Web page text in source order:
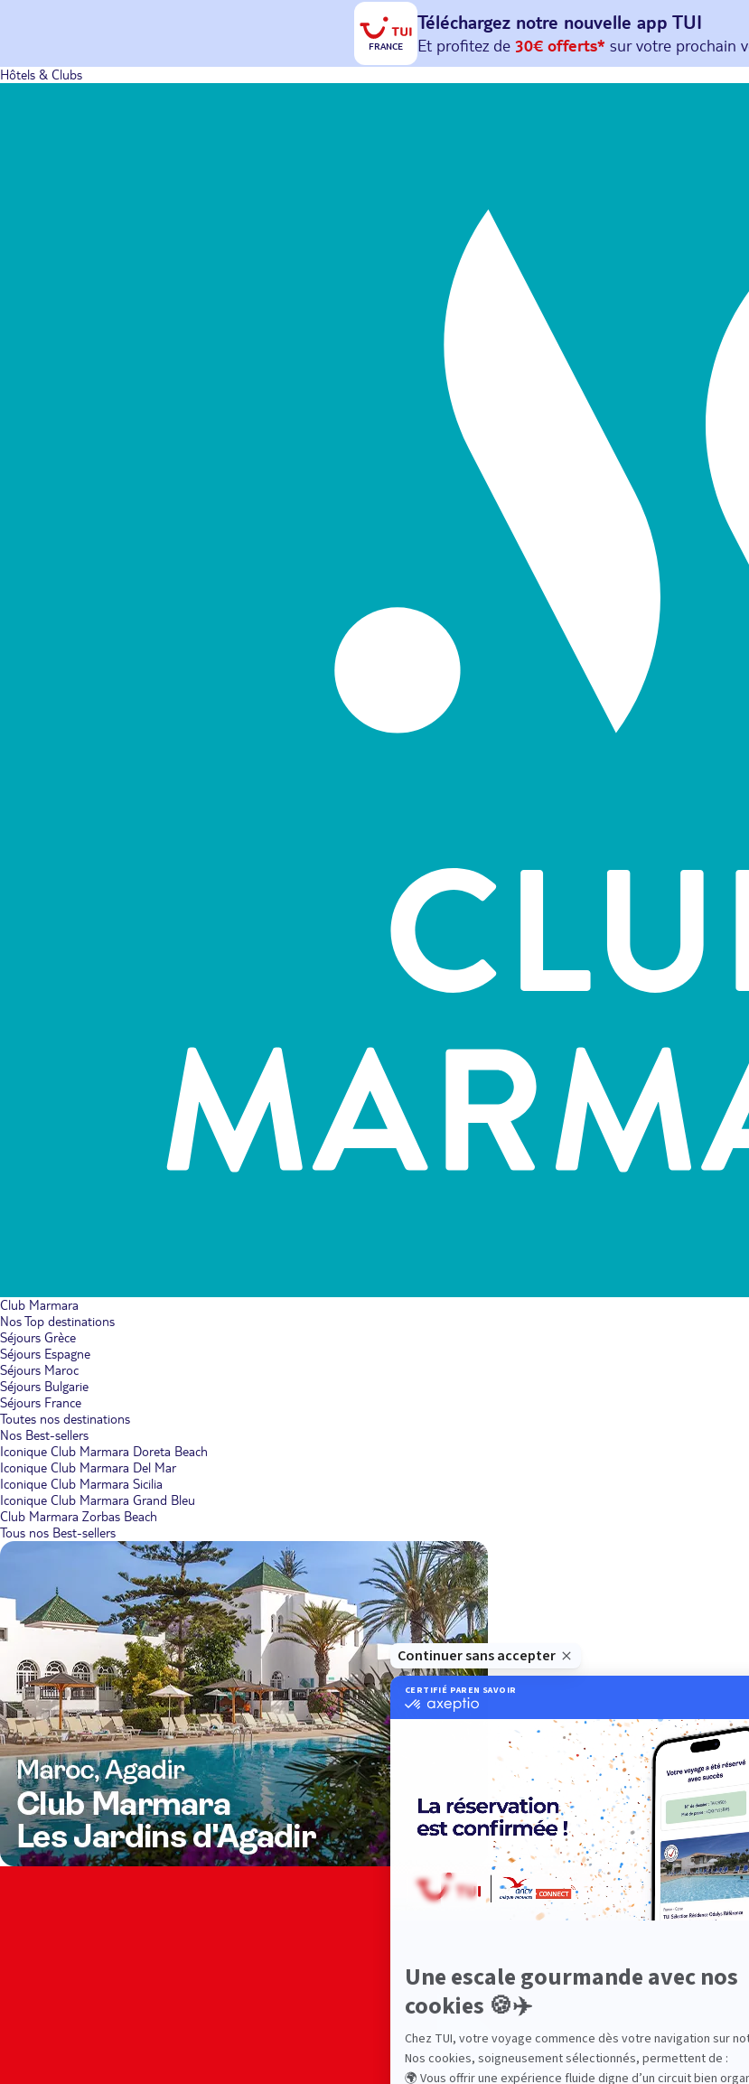
FRANCE
Téléchargez notre nouvelle app TUI
Et profitez de 30€ offerts*sur votreprochain
avec le code : HAPPYAPP
Hôtels & Clubs
Club Marmara
Nos Top destinations
Séjours Grèce
Séjours Espagne
Séjours Maroc
Séjours Bulgarie
Séjours France
Toutes nos destinations
Nos Best-sellers
Iconique Club Marmara Doreta Beach
Iconique Club Marmara Del Mar
Iconique Club Marmara Sicilia
Iconique Club Marmara Grand Bleu
Club Marmara Zorbas Beach
Tous nos Best-sellers